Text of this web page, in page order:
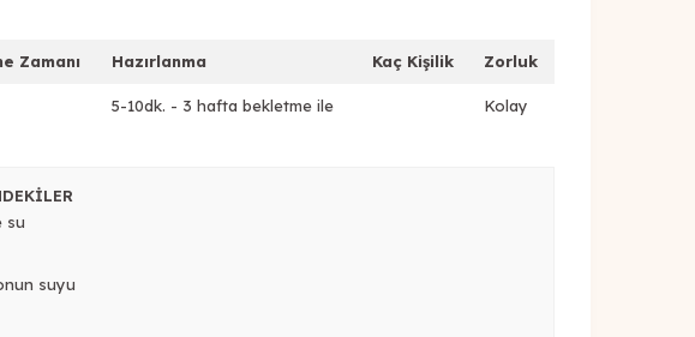
Zamanı Hazırlanma Kaç Kişilik Zorluk
5-10dk. - 3 hafta bekletme ile Kolay
su
suyu